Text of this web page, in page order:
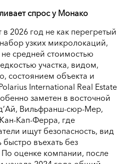
спрос у Монако
2026 год не как перегретый
узких микролокаций,
средней стоимостью
участка, видом,
состоянием объекта и
International Real Estate
заметен в восточной
Вильфранш-сюр-Мер,
Кап-Ферра, где
ищут безопасность, вид
въехать без
оценке компании, после